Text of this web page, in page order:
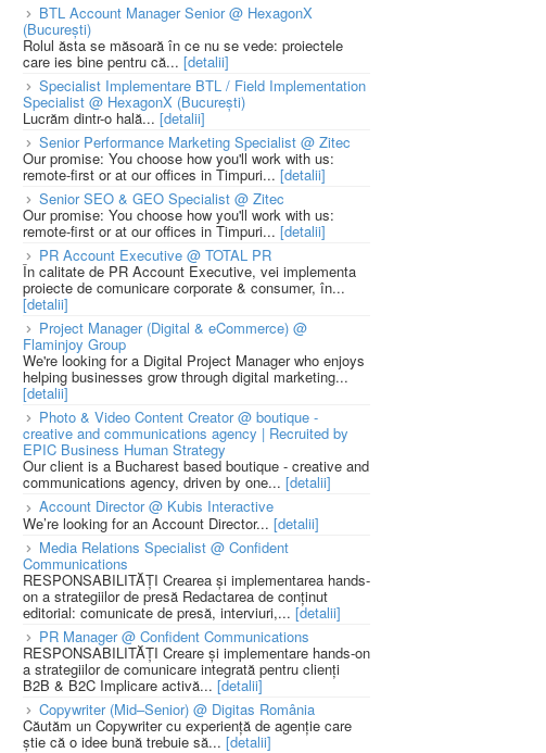
BTL Account Manager Senior @ HexagonX
(București)
Rolul ăsta se măsoară în ce nu se vede: proiectele
care ies bine pentru că... [detalii]
Specialist Implementare BTL / Field Implementation
Specialist @ HexagonX (București)
Lucrăm dintr-o hală... [detalii]
Senior Performance Marketing Specialist @ Zitec
Our promise: You choose how you'll work with us:
remote-first or at our offices in Timpuri... [detalii]
Senior SEO & GEO Specialist @ Zitec
Our promise: You choose how you'll work with us:
remote-first or at our offices in Timpuri... [detalii]
PR Account Executive @ TOTAL PR
În calitate de PR Account Executive, vei implementa
proiecte de comunicare corporate & consumer, în...
[detalii]
Project Manager (Digital & eCommerce) @
Flaminjoy Group
We're looking for a Digital Project Manager who enjoys
helping businesses grow through digital marketing...
[detalii]
Photo & Video Content Creator @ boutique -
creative and communications agency | Recruited by
EPIC Business Human Strategy
Our client is a Bucharest based boutique - creative and
communications agency, driven by one... [detalii]
Account Director @ Kubis Interactive
We’re looking for an Account Director... [detalii]
Media Relations Specialist @ Confident
Communications
RESPONSABILITĂȚI Crearea și implementarea hands-
on a strategiilor de presă Redactarea de conținut
editorial: comunicate de presă, interviuri,... [detalii]
PR Manager @ Confident Communications
RESPONSABILITĂȚI Creare și implementare hands-on
a strategiilor de comunicare integrată pentru clienți
B2B & B2C Implicare activă... [detalii]
Copywriter (Mid–Senior) @ Digitas România
Căutăm un Copywriter cu experiență de agenție care
știe că o idee bună trebuie să... [detalii]